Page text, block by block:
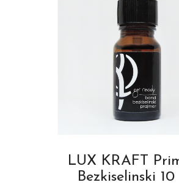
LUX KRAFT
Bezkiselinski